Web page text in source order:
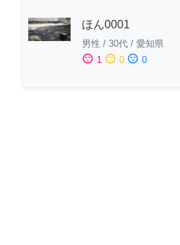
ほん0001
男性 / 30代 / 愛知県
sentiment_satisfied 1 sentiment_neutral 0 sentiment_dissatisfied 0